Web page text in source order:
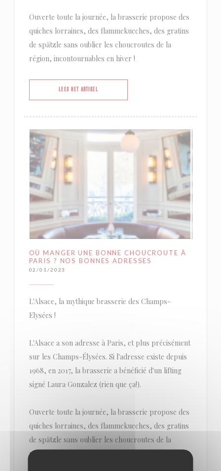
Ouverte toute la journée, la brasserie propose des
quiches lorraines, des flammekueches, des gratins
de spätzle sans oublier les choucroutes de la
région, incontournables en hiver !
LEES HET ARTIKEL((OPENT IN EEN NIEUW VENSTER))
OÙ MANGER UNE BONNE CHOUCROUTE À
PARIS ? NOS BONNES ADRESSES
02/01/2023
L'Alsace, la mythique brasserie des Champs-
Elysées !
L'Alsace a son adresse à Paris, et plus précisément
sur les Champs-Élysées. Si l'adresse existe depuis
1968, en 2017, la brasserie a bénéficié d'un lifting
signé Laura Gonzalez (rien que ça!).
Ouverte toute la journée, la brasserie propose des
quiches lorraines, des flammekueches, des gratins
de spätzle sans oublier les choucroutes de la
région, incontournables en hiver !